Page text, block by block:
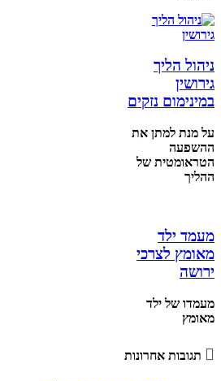
ניהול הליך
גירושין
במינימום נזקים
על מנת למתן את
ההשפעה
הטראומטית של
ההליך
מעמד ילד
מאומץ לצרכי
ירושה
מעמדו של ילד
מאומץ
 תגובות אחרונות